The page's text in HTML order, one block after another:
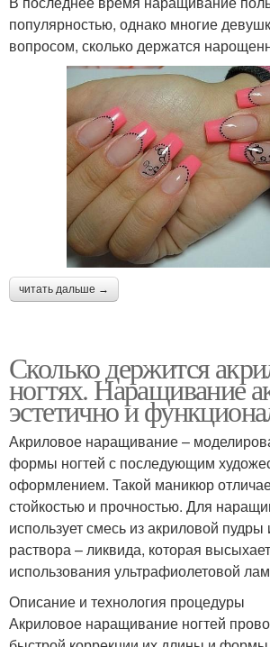
популярностью, однако многие
вопросом, сколько держатся
читать дальше →
Сколько держится
ногтях. Наращивание
эстетично и
Акриловое наращивание –
формы ногтей с последующим
оформлением. Такой маникюр
стойкостью и прочностью. Для
использует смесь из акриловой пудры
раствора – ликвида, которая
использования ультрафиолетовой
Описание и технология процедуры
Акриловое наращивание ногтей